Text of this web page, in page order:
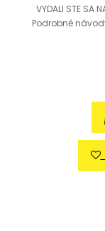
VYDALI STE SA
Podrobné